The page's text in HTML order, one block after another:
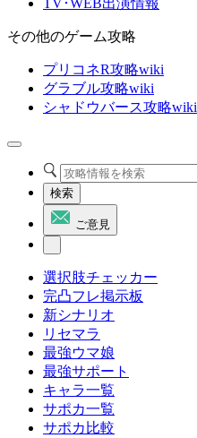
TV･WEB出演情報
その他のゲーム攻略
プリコネR攻略wiki
グラブル攻略wiki
シャドウバース攻略wiki
検索
ご意見
選択肢チェッカー
完凸フレ掲示板
新シナリオ
リセマラ
最強ウマ娘
最強サポート
キャラ一覧
サポカ一覧
サポカ比較